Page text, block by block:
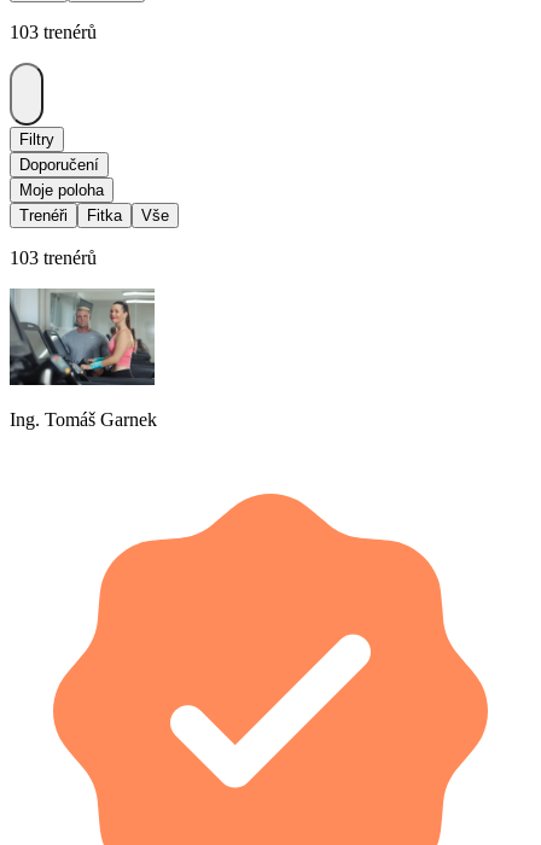
103 trenérů
Filtry
Doporučení
Moje poloha
Trenéři
Fitka Vše
103 trenérů
Ing. Tomáš Garnek